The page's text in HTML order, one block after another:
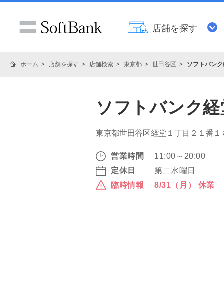
店舗を探す
ホーム 店舗を探す 店舗検索 東京都 世田谷区 ソフトバン
ソフトバンク
東京都世田谷区経堂１丁目２１番
営業時間
11:00～20:00
定休日
第二水曜日
臨時情報
8/31（月） 休業